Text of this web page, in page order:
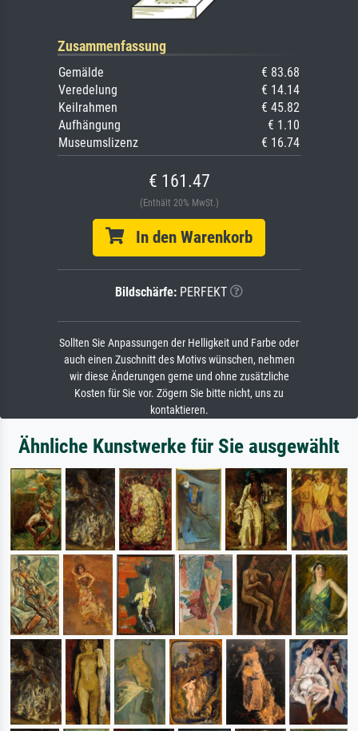
Zusammenfassung
Gemälde
€ 83.68
Veredelung
€ 14.14
Keilrahmen
€ 45.82
Aufhängung
€ 1.10
Museumslizenz
€ 16.74
€ 161.47
(Enthält 20% MwSt.)
In den Warenkorb
Bildschärfe: PERFEKT
Sollten Sie Anpassungen der Helligkeit und Farbe oder
auch einen Zuschnitt des Motivs wünschen, nehmen
wir diese Änderungen gerne und ohne zusätzliche
Kosten für Sie vor. Zögern Sie bitte nicht, uns zu
kontaktieren.
Ähnliche Kunstwerke für Sie ausgewählt